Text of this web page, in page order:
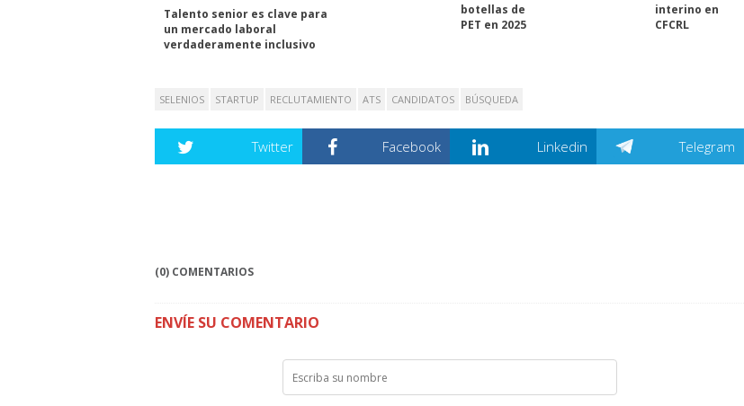
Talento senior es clave para
un mercado laboral
verdaderamente inclusivo
botellas de
PET en 2025
interino en
CFCRL
SELENIOS STARTUP RECLUTAMIENTO ATS CANDIDATOS BÚSQUEDA
Twitter Facebook Linkedin Telegram
(0) COMENTARIOS
ENVÍE SU COMENTARIO